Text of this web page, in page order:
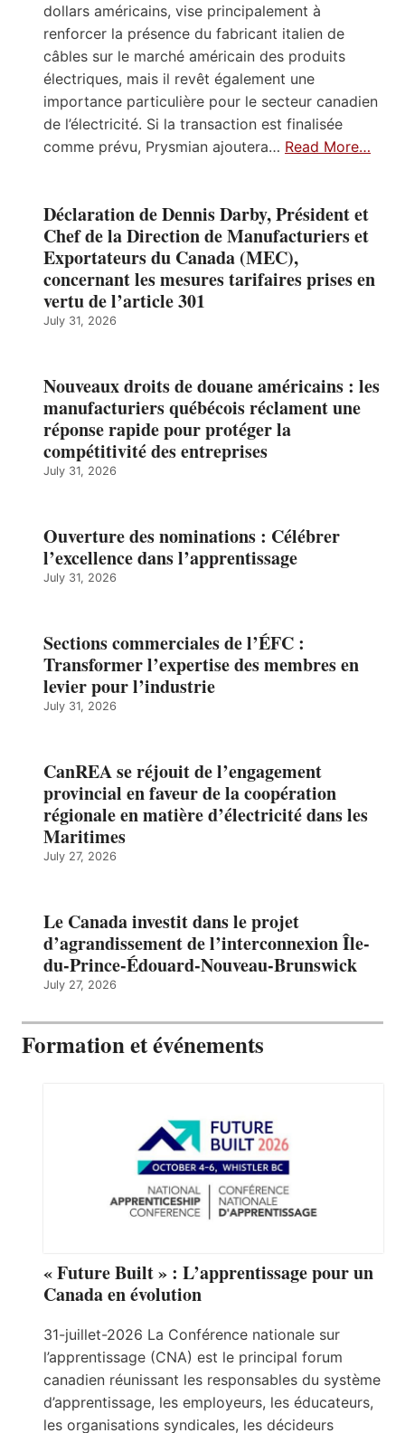
dollars américains, vise principalement à
renforcer la présence du fabricant italien de
câbles sur le marché américain des produits
électriques, mais il revêt également une
importance particulière pour le secteur canadien
de l’électricité. Si la transaction est finalisée
comme prévu, Prysmian ajoutera… Read More…
Déclaration de Dennis Darby, Président et
Chef de la Direction de Manufacturiers et
Exportateurs du Canada (MEC),
concernant les mesures tarifaires prises en
vertu de l’article 301
July 31, 2026
Nouveaux droits de douane américains : les
manufacturiers québécois réclament une
réponse rapide pour protéger la
compétitivité des entreprises
July 31, 2026
Ouverture des nominations : Célébrer
l’excellence dans l’apprentissage
July 31, 2026
Sections commerciales de l’ÉFC :
Transformer l’expertise des membres en
levier pour l’industrie
July 31, 2026
CanREA se réjouit de l’engagement
provincial en faveur de la coopération
régionale en matière d’électricité dans les
Maritimes
July 27, 2026
Le Canada investit dans le projet
d’agrandissement de l’interconnexion Île-
du-Prince-Édouard-Nouveau-Brunswick
July 27, 2026
Formation et événements
« Future Built » : L’apprentissage pour un
Canada en évolution
31-juillet-2026 La Conférence nationale sur
l’apprentissage (CNA) est le principal forum
canadien réunissant les responsables du système
d’apprentissage, les employeurs, les éducateurs,
les organisations syndicales, les décideurs